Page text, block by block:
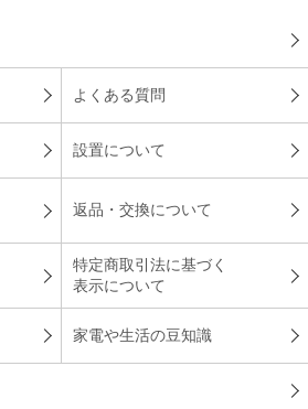
よくある質問
設置について
返品・交換について
特定商取引法に基づく
表示について
家電や生活の豆知識